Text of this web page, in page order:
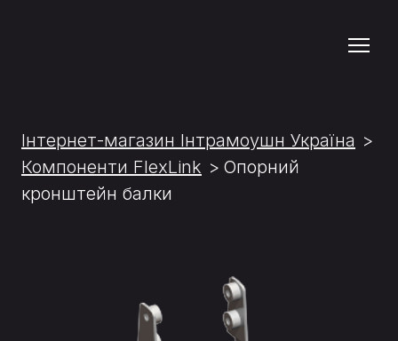
Інтернет-магазин Інтрамоушн Україна
Компоненти FlexLink
Опорний
кронштейн балки